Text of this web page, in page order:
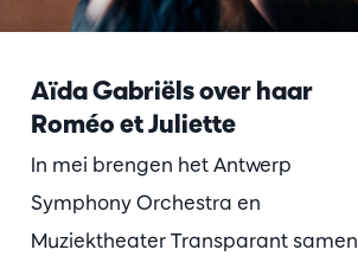
Aïda Gabriëls over haar
Roméo et Juliette
In mei brengen het Antwerp
Symphony Orchestra en
Muziektheater Transparant samen